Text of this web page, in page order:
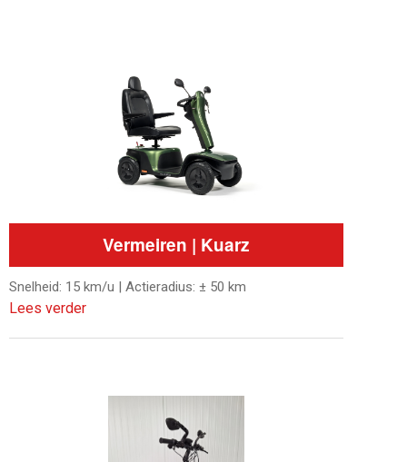
Vermeiren | Kuarz
Snelheid: 15 km/u | Actieradius: ± 50 km
Lees verder